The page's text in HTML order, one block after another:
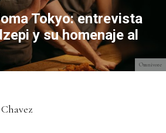
Omnivore
Tokyo: entrevista
y su homenaje al